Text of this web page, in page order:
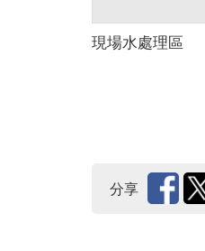
現場水處理區
分享